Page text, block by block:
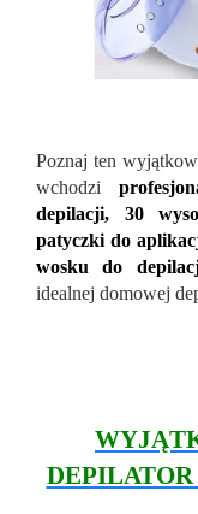
Poznaj ten
wchodzi
depilacji, 30
patyczki do
wosku do
idealnej domowej